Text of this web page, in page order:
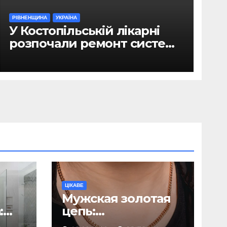
РІВНЕНЩИНА УКРАЇНА
У Костопільській лікарні
розпочали ремонт системи
ЦІКАВЕ
Мужская золотая
цепь:
исчерпывающее